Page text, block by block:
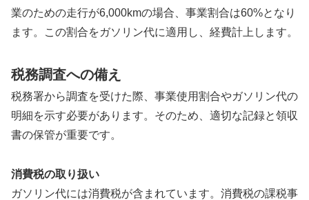
業のための走行が6,000kmの場合、事業割合は60%となり
ます。この割合をガソリン代に適用し、経費計上します。
税務調査への備え
税務署から調査を受けた際、事業使用割合やガソリン代の
明細を示す必要があります。そのため、適切な記録と領収
書の保管が重要です。
消費税の取り扱い
ガソリン代には消費税が含まれています。消費税の課税事